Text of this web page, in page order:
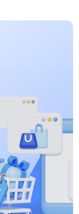
quqyqtyq
tulǵalar
Almaty